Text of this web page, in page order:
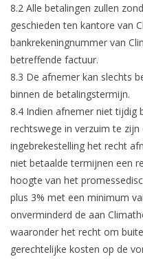
8.2 Alle betalingen zullen
geschieden ten kantore van
bankrekeningnummer van
betreffende factuur.
8.3 De afnemer kan slechts
binnen de betalingstermijn.
8.4 Indien afnemer niet tijdig
rechtswege in verzuim te
ingebrekestelling het recht
niet betaalde termijnen een
hoogte van het
plus 3% met een minimum
onverminderd de aan
waaronder het recht om
gerechtelijke kosten op de